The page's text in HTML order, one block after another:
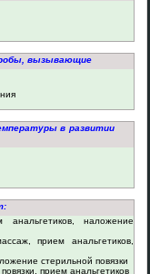
вызывающие
в развитии
анальгетиков, наложение
прием анальгетиков,
стерильной повязки
прием анальгетиков